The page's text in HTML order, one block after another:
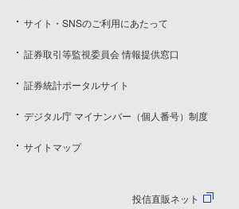
サイト・SNSのご利用にあたって
証券取引等監視委員会 情報提供窓口
証券統計ポータルサイト
デジタル庁 マイナンバー（個人番号）制度
サイトマップ
投信直販ネット